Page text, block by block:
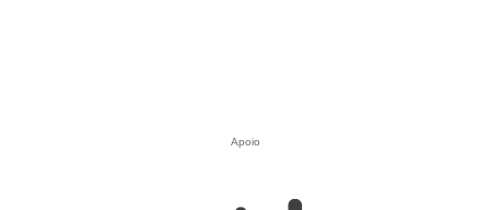
Apoio